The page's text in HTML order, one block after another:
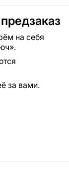
на себя
за вами.